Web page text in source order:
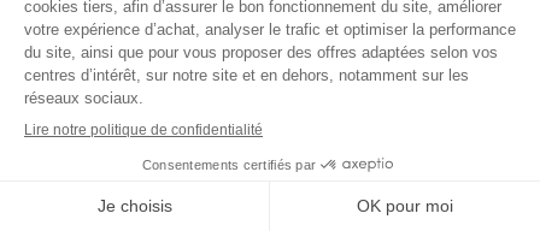
Nouveautés Nouveautés